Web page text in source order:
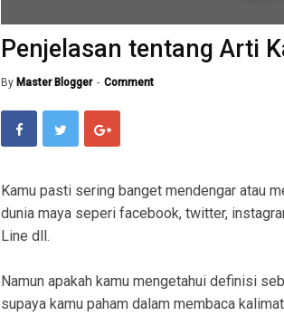
Penjelasan tentang Arti
By Master Blogger Comment
Kamu pasti sering banget mendengar atau
dunia maya seperi facebook, twitter,
Line dll.
Namun apakah kamu mengetahui definisi
supaya kamu paham dalam membaca